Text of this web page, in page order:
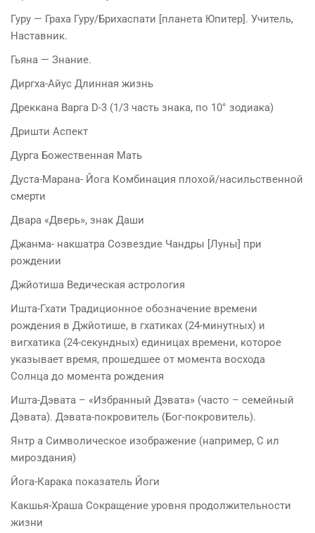
Гуру — Граха Гуру/Брихаспати [планета Юпитер]. Учитель,
Наставник.
Гьяна — Знание.
Диргха-Айус Длинная жизнь
Дреккана Варга D-3 (1/3 часть знака, по 10° зодиака)
Дришти Аспект
Дурга Божественная Мать
Дуста-Марана- Йога Комбинация плохой/насильственной
смерти
Двара «Дверь», знак Даши
Джанма- накшатра Созвездие Чандры [Луны] при
рождении
Джйотиша Ведическая астрология
Ишта-Гхати Традиционное обозначение времени
рождения в Джйотише, в гхатиках (24-минутных) и
вигхатика (24-секундных) единицах времени, которое
указывает время, прошедшее от момента восхода
Солнца до момента рождения
Ишта-Дэвата – «Избранный Дэвата» (часто – семейный
Дэвата). Дэвата-покровитель (Бог-покровитель).
Янтр а Символическое изображение (например, С ил
мироздания)
Йога-Карака показатель Йоги
Какшья-Храша Сокращение уровня продолжительности
жизни